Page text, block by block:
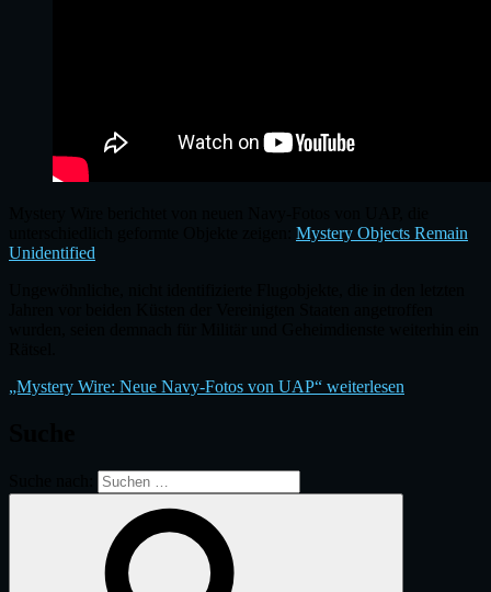
Mystery Objects Remain
Unidentified
„Mystery Wire: Neue Navy-Fotos von UAP“ weiterlesen